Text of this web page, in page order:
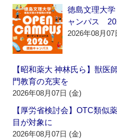
徳島文理大
ャンパス
2026年08月07
【昭和薬大 神林氏ら】獣医
門教育の充実を
2026年08月07日 (金)
【厚労省検討会】OTC類似
目が対象に
2026年08月07日 (金)